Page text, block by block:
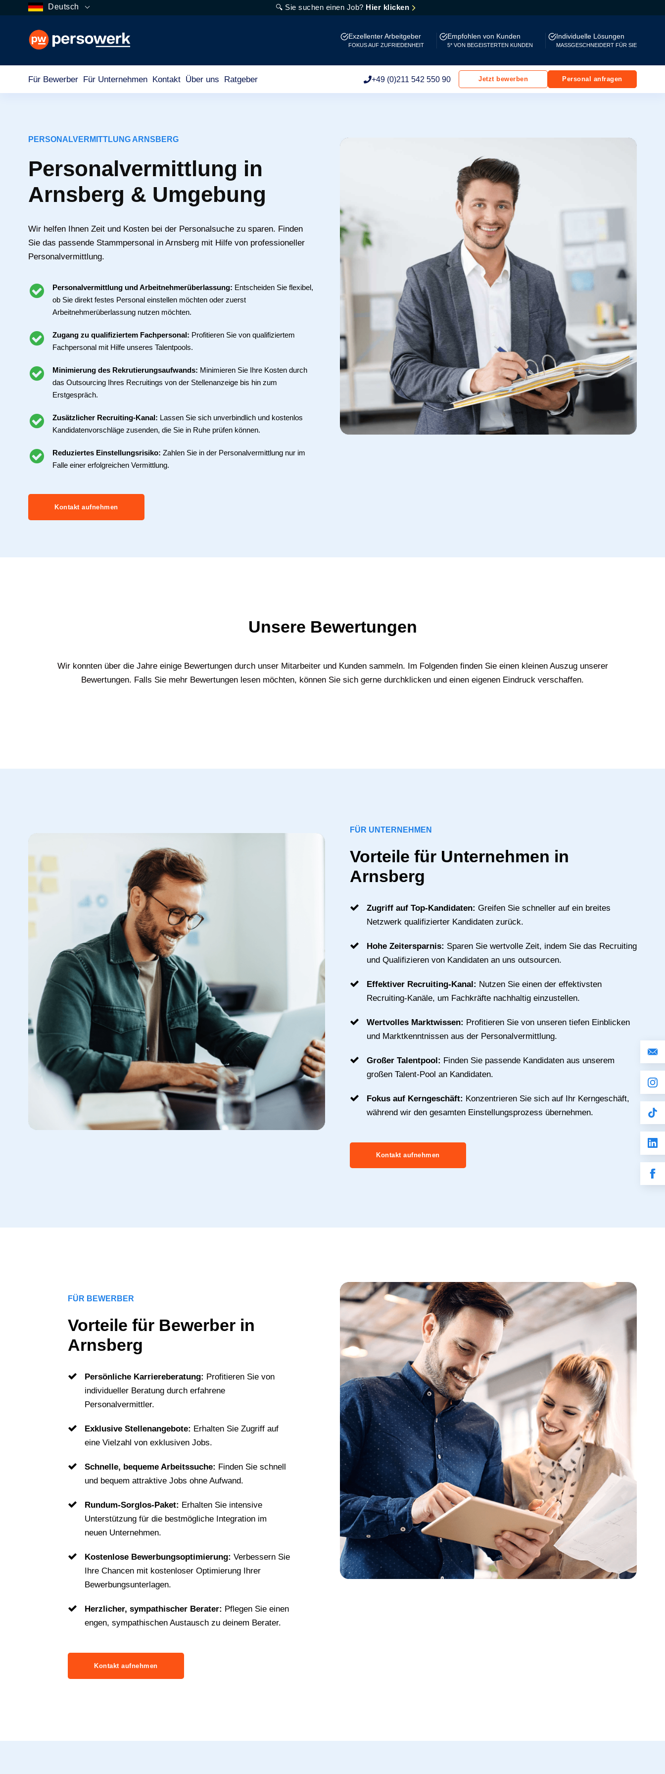
Deutsch 🔍 Sie suchen einen Job? Hier klicken
Exzellenter Arbeitgeber
FOKUS AUF ZUFRIEDENHEIT
Empfohlen von Kunden
5* VON BEGEISTERTEN KUNDEN
Individuelle Lösungen
MASSGESCHNEIDERT FÜR SIE
Für Bewerber Für Unternehmen Kontakt Über uns Ratgeber +49 (0)211 542 550 90 Jetzt bewerben Personal anfragen
PERSONALVERMITTLUNG ARNSBERG
Personalvermittlung in
Arnsberg & Umgebung
Wir helfen Ihnen Zeit und Kosten bei der Personalsuche zu sparen. Finden
Sie das passende Stammpersonal in Arnsberg mit Hilfe von professioneller
Personalvermittlung.
Personalvermittlung und Arbeitnehmerüberlassung: Entscheiden Sie flexibel,
ob Sie direkt festes Personal einstellen möchten oder zuerst
Arbeitnehmerüberlassung nutzen möchten.
Zugang zu qualifiziertem Fachpersonal: Profitieren Sie von qualifiziertem
Fachpersonal mit Hilfe unseres Talentpools.
Minimierung des Rekrutierungsaufwands: Minimieren Sie Ihre Kosten durch
das Outsourcing Ihres Recruitings von der Stellenanzeige bis hin zum
Erstgespräch.
Zusätzlicher Recruiting-Kanal: Lassen Sie sich unverbindlich und kostenlos
Kandidatenvorschläge zusenden, die Sie in Ruhe prüfen können.
Reduziertes Einstellungsrisiko: Zahlen Sie in der Personalvermittlung nur im
Falle einer erfolgreichen Vermittlung.
Kontakt aufnehmen
Unsere Bewertungen
Wir konnten über die Jahre einige Bewertungen durch unser Mitarbeiter und Kunden sammeln. Im Folgenden finden Sie einen kleinen Auszug unserer
Bewertungen. Falls Sie mehr Bewertungen lesen möchten, können Sie sich gerne durchklicken und einen eigenen Eindruck verschaffen.
FÜR UNTERNEHMEN
Vorteile für Unternehmen in
Arnsberg
Zugriff auf Top-Kandidaten: Greifen Sie schneller auf ein breites
Netzwerk qualifizierter Kandidaten zurück.
Hohe Zeitersparnis: Sparen Sie wertvolle Zeit, indem Sie das Recruiting
und Qualifizieren von Kandidaten an uns outsourcen.
Effektiver Recruiting-Kanal: Nutzen Sie einen der effektivsten
Recruiting-Kanäle, um Fachkräfte nachhaltig einzustellen.
Wertvolles Marktwissen: Profitieren Sie von unseren tiefen Einblicken
und Marktkenntnissen aus der Personalvermittlung.
Großer Talentpool: Finden Sie passende Kandidaten aus unserem
großen Talent-Pool an Kandidaten.
Fokus auf Kerngeschäft: Konzentrieren Sie sich auf Ihr Kerngeschäft,
während wir den gesamten Einstellungsprozess übernehmen.
Kontakt aufnehmen
FÜR BEWERBER
Vorteile für Bewerber in
Arnsberg
Persönliche Karriereberatung: Profitieren Sie von
individueller Beratung durch erfahrene
Personalvermittler.
Exklusive Stellenangebote: Erhalten Sie Zugriff auf
eine Vielzahl von exklusiven Jobs.
Schnelle, bequeme Arbeitssuche: Finden Sie schnell
und bequem attraktive Jobs ohne Aufwand.
Rundum-Sorglos-Paket: Erhalten Sie intensive
Unterstützung für die bestmögliche Integration im
neuen Unternehmen.
Kostenlose Bewerbungsoptimierung: Verbessern Sie
Ihre Chancen mit kostenloser Optimierung Ihrer
Bewerbungsunterlagen.
Herzlicher, sympathischer Berater: Pflegen Sie einen
engen, sympathischen Austausch zu deinem Berater.
Kontakt aufnehmen